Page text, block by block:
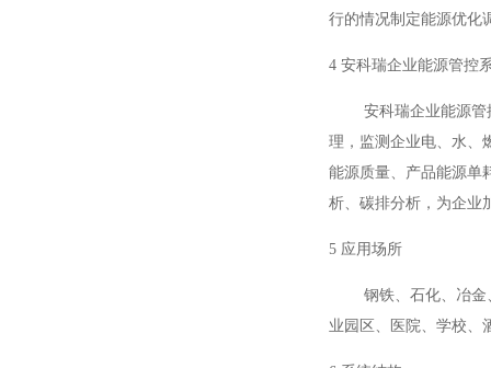
行的情况制定能源优化
4 安科瑞企业能源管控
安科瑞企业能源管控
理，监测企业电、水、
能源质量、产品能源单
析、碳排分析，为企业
5 应用场所
钢铁、石化、冶金、
业园区、医院、学校、